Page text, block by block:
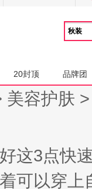
20封顶 品牌团
美容护肤
这3点快
可以穿